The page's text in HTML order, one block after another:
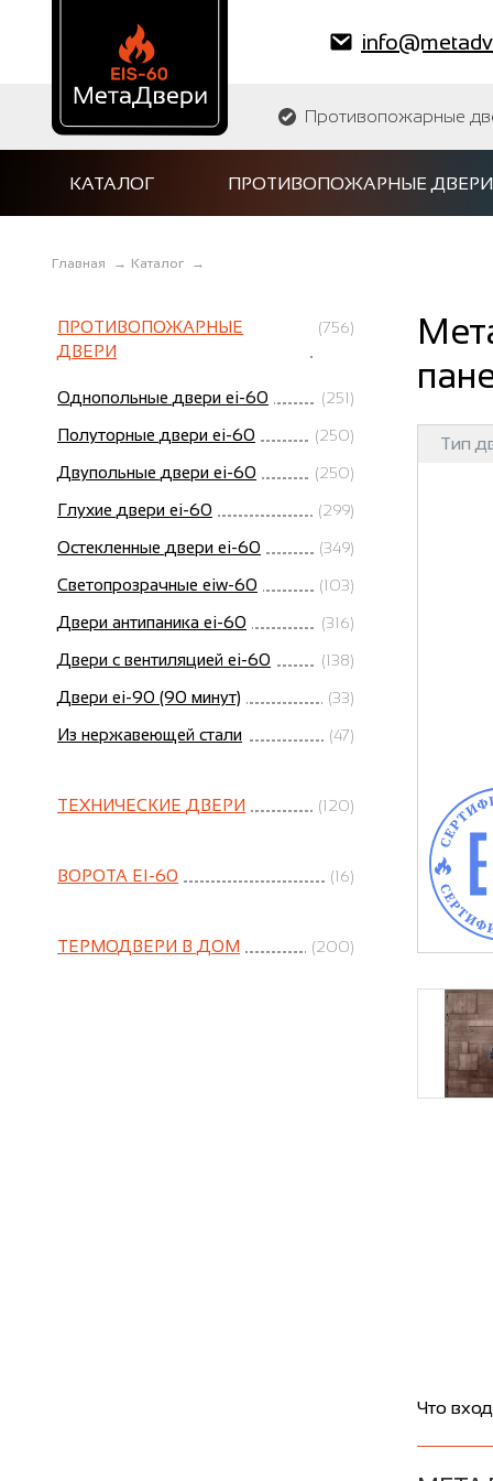
Противопожарные
КАТАЛОГ ПРОТИВОПОЖАРНЫЕ ДВЕРИ
Главная → Каталог →
ПРОТИВОПОЖАРНЫЕ
ДВЕРИ
(756)
Однопольные двери ei-60 (251)
Полуторные двери ei-60 (250)
Двупольные двери ei-60 (250)
Глухие двери ei-60 (299)
Остекленные двери ei-60 (349)
Светопрозрачные eiw-60 (103)
Двери антипаника ei-60 (316)
Двери с вентиляцией ei-60 (138)
Двери ei-90 (90 минут) (33)
Из нержавеющей стали (47)
ТЕХНИЧЕСКИЕ ДВЕРИ (120)
ВОРОТА EI-60 (16)
ТЕРМОДВЕРИ В ДОМ (200)
Тип
Что